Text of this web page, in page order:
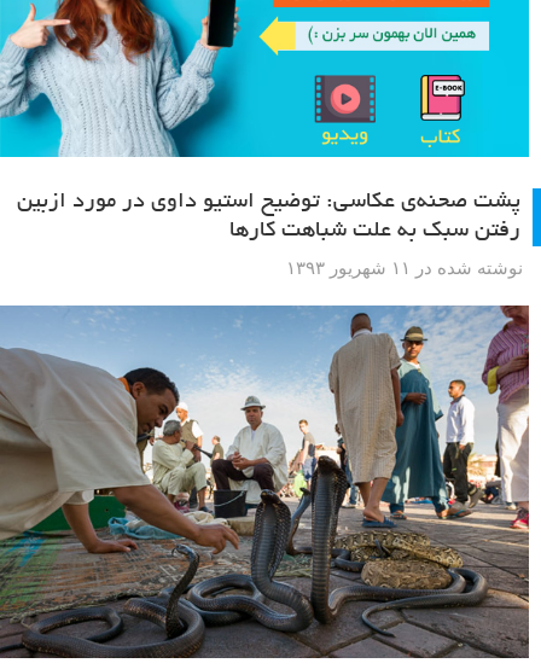
پشت صحنه‌ی عکاسی: توضیح استیو داوی در مورد ازبین
رفتن سبک‌‌ به علت شباهت کارها
نوشته شده در ۱۱ شهریور ۱۳۹۳